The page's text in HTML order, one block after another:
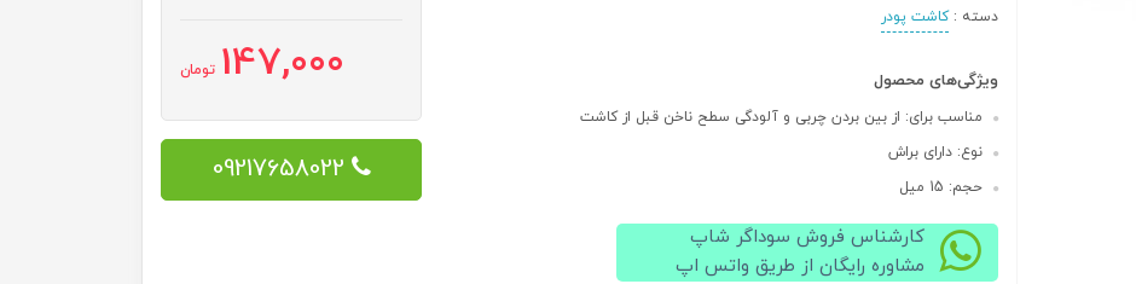
دسته :کاشت پودر
ویژگی‌های محصول
مناسب برای: از بین بردن چربی و آلودگی سطح ناخن قبل از کاشت
نوع: دارای براش
حجم: 15 میل
کارشناس فروش سوداگر شاپ
مشاوره رایگان از طریق واتس اپ
147,000 تومان
09217658022